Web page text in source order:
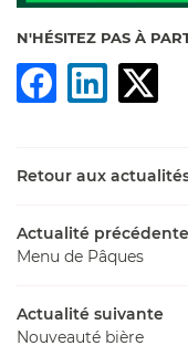
& MENU
PHOTOS
N'HÉSITEZ PAS À
Retour aux
Actualité précédente
Menu de Pâques
Actualité suivante
Nouveauté bière